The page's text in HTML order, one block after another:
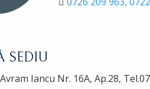
SEDIU
Iancu Nr. 16A, Ap.28,